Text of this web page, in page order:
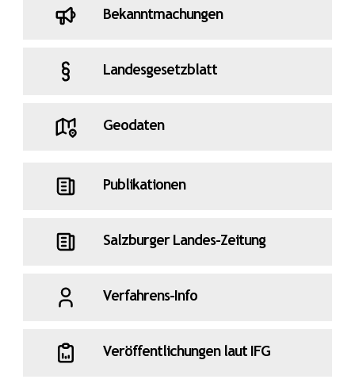
Bekanntmachungen
Landesgesetzblatt
Geodaten
Publikationen
Salzburger Landes-Zeitung
Verfahrens-Info
Veröffentlichungen laut IFG